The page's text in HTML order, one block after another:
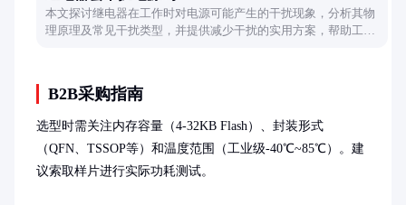
本文探讨继电器在工作时对电源可能产生的干扰现象，分析其物
理原理及常见干扰类型，并提供减少干扰的实用方案，帮助工程
B2B采购指南
选型时需关注内存容量（4-32KB Flash）、封装形式
（QFN、TSSOP等）和温度范围（工业级-40℃~85℃）。建
议索取样片进行实际功耗测试。